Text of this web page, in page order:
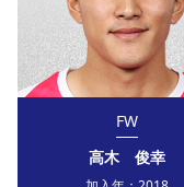
FW
高木 俊幸